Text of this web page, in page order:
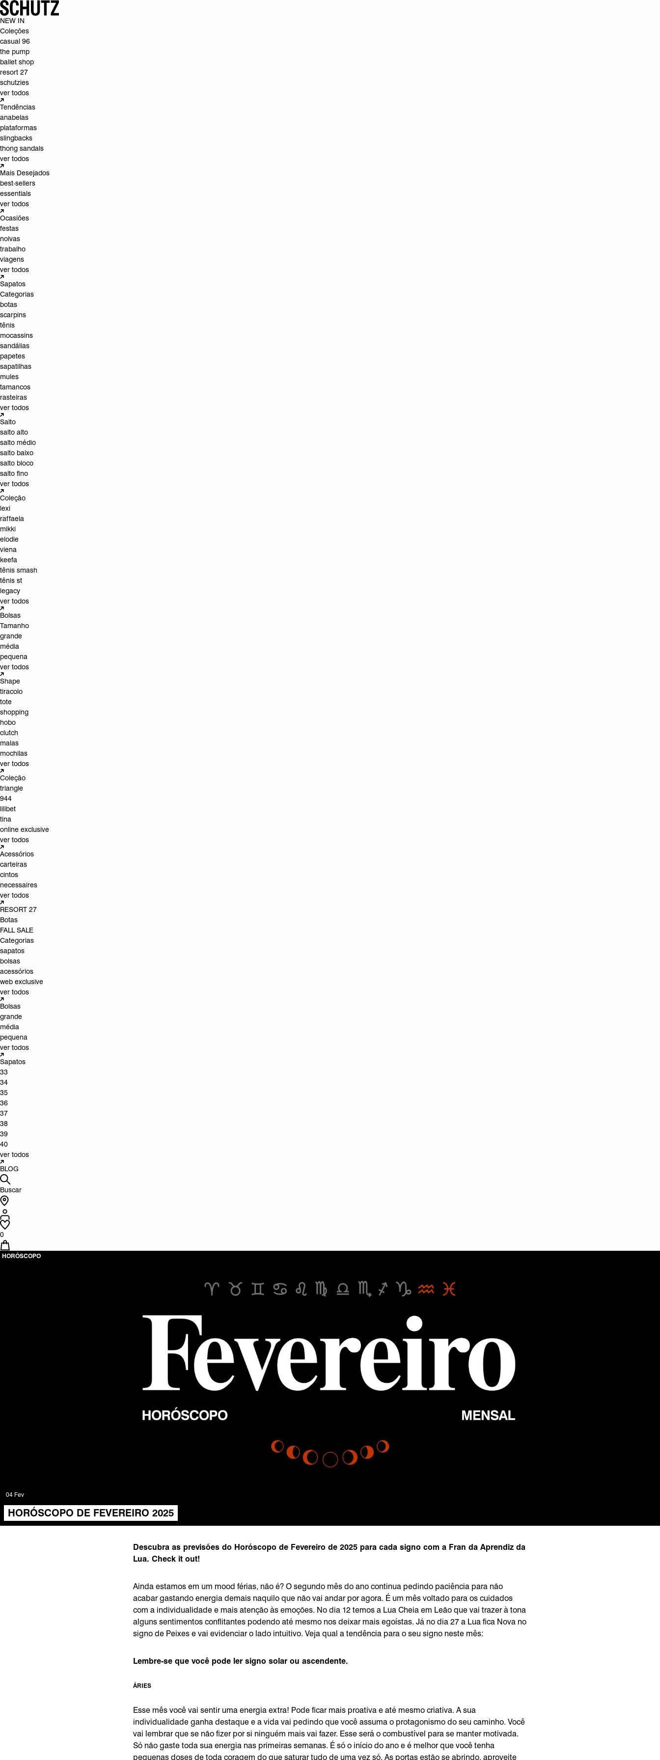
NEW IN
Coleções
casual 96
the pump
ballet shop
resort 27
schutzies
ver todos
Tendências
anabelas
plataformas
slingbacks
thong sandals
ver todos
Mais Desejados
best-sellers
essentials
ver todos
Ocasiões
festas
noivas
trabalho
viagens
ver todos
Sapatos
Categorias
botas
scarpins
tênis
mocassins
sandálias
papetes
sapatilhas
mules
tamancos
rasteiras
ver todos
Salto
salto alto
salto médio
salto baixo
salto bloco
salto fino
ver todos
Coleção
lexi
raffaela
mikki
elodie
viena
keefa
tênis smash
tênis st
legacy
ver todos
Bolsas
Tamanho
grande
média
pequena
ver todos
Shape
tiracolo
tote
shopping
hobo
clutch
malas
mochilas
ver todos
Coleção
triangle
944
lilibet
tina
online exclusive
ver todos
Acessórios
carteiras
cintos
necessaires
ver todos
RESORT 27
Botas
FALL SALE
Categorias
sapatos
bolsas
acessórios
web exclusive
ver todos
Bolsas
grande
média
pequena
ver todos
Sapatos
33
34
35
36
37
38
39
40
ver todos
BLOG
Buscar
0
04 Fev
HORÓSCOPO
HORÓSCOPO DE FEVEREIRO 2025
Descubra as previsões do Horóscopo de Fevereiro de 2025 para cada signo com a Fran da Aprendiz da
Lua. Check it out!
Ainda estamos em um mood férias, não é? O segundo mês do ano continua pedindo paciência para não
acabar gastando energia demais naquilo que não vai andar por agora. É um mês voltado para os cuidados
com a individualidade e mais atenção às emoções. No dia 12 temos a Lua Cheia em Leão que vai trazer à tona
alguns sentimentos conflitantes podendo até mesmo nos deixar mais egoístas. Já no dia 27 a Lua fica Nova no
signo de Peixes e vai evidenciar o lado intuitivo. Veja qual a tendência para o seu signo neste mês:
Lembre-se que você pode ler signo solar ou ascendente.
ÁRIES
Esse mês você vai sentir uma energia extra! Pode ficar mais proativa e até mesmo criativa. A sua
individualidade ganha destaque e a vida vai pedindo que você assuma o protagonismo do seu caminho. Você
vai lembrar que se não fizer por si ninguém mais vai fazer. Esse será o combustível para se manter motivada.
Só não gaste toda sua energia nas primeiras semanas. É só o início do ano e é melhor que você tenha
pequenas doses de toda coragem do que saturar tudo de uma vez só. As portas estão se abrindo, aproveite